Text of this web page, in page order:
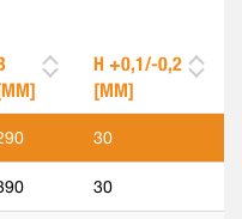
H +0,1/-0,2
[MM]
30
30